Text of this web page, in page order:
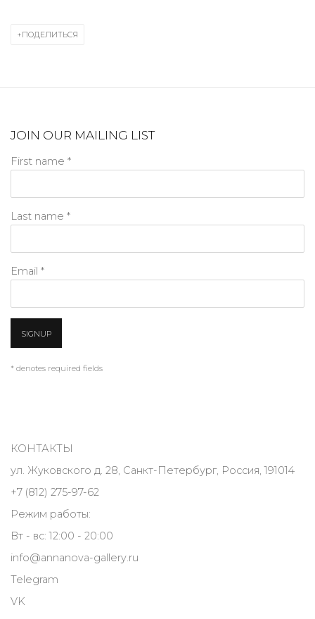
ПОДЕЛИТЬСЯ
JOIN OUR MAILING LIST
First name *
Last name *
Email *
SIGNUP
* denotes required fields
КОНТАКТЫ
ул. Жуковского д. 28, Санкт-Петербург, Россия, 191014
+7 (812) 275-97-62
Режим работы:
Вт - вс: 12:00 - 20:00
info@annanova-gallery.ru
Telegram
VK